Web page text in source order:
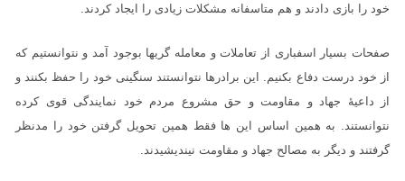
خود را بازی دادند و هم متاسفانه مشکلات زیادی را ایجاد کردند.
صفحات بسیار اسفباری از تعاملات و معامله گریها بوجود آمد و نتوانستیم که
از خود درست دفاع بکنیم. این برادرها نتوانستند سنگینی خود را حفظ بکنند و
از داعیۀ جهاد و مقاومت و حق مشروع مردم خود نمایندگی قوی کرده
نتوانستند. به همین اساس این ها فقط همین تحویل گرفتن خود را مدنظر
گرفتند و دیگر به مصالح جهاد و مقاومت نیندیشیدند.